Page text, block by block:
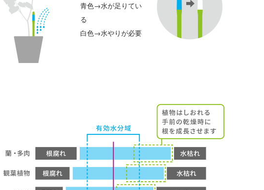
青色→水が足りてい
る
白色→水やりが必要